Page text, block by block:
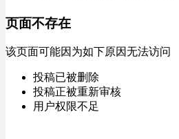
页面不存在
该页面可能因为如下原因无法访问
投稿已被删除
投稿正被重新审核
用户权限不足